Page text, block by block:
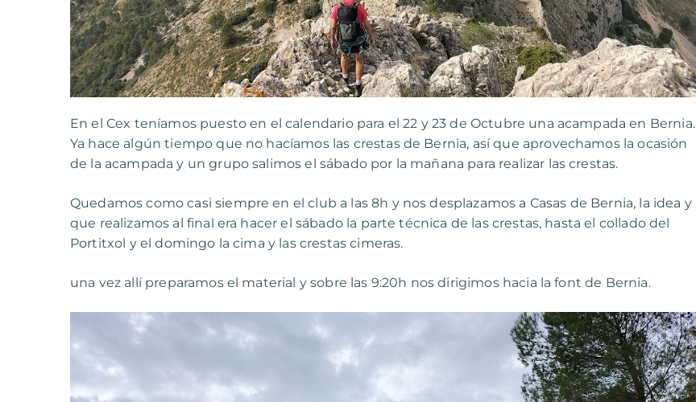
En el Cex teníamos puesto en el calendario para el 22 y 23 de Octubre una acampada en Bernia.
Ya hace algún tiempo que no hacíamos las crestas de Bernia, así que aprovechamos la ocasión
de la acampada y un grupo salimos el sábado por la mañana para realizar las crestas.
Quedamos como casi siempre en el club a las 8h y nos desplazamos a Casas de Bernia, la idea y
que realizamos al final era hacer el sábado la parte técnica de las crestas, hasta el collado del
Portitxol y el domingo la cima y las crestas cimeras.
una vez allí preparamos el material y sobre las 9:20h nos dirigimos hacia la font de Bernia.